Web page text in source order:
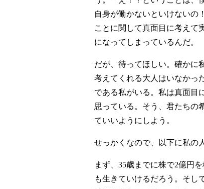
自身が働かないといけないの
ことに関して真面目に考えて
になってしまっているんだ。
だが、待ってほしい。確かに
考えてくれる大人はいなかっ
である私がいる。私は真面目
思っている。そう、君たちの
ていいようにしよう。
せっかくなので、以下に私の
まず、35歳までに株で2億円
も生きていけるだろう。そし